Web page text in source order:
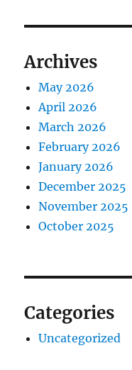
Archives
May 2026
April 2026
March 2026
February 2026
January 2026
December 2025
November 2025
October 2025
Categories
Uncategorized